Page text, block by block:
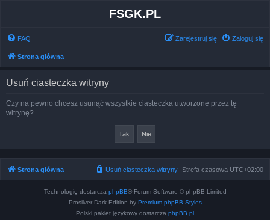
FSGK.PL
FAQ Zaloguj się
Zarejestruj się
Strona główna
Usuń ciasteczka witryny
Czy na pewno chcesz usunąć wszystkie ciasteczka utworzone przez tę
witrynę?
Strona główna Strefa czasowa UTC+02:00
Usuń ciasteczka witryny
Technologię dostarcza phpBB® Forum Software © phpBB Limited
Prosilver Dark Edition by Premium phpBB Styles
Polski pakiet językowy dostarcza phpBB.pl